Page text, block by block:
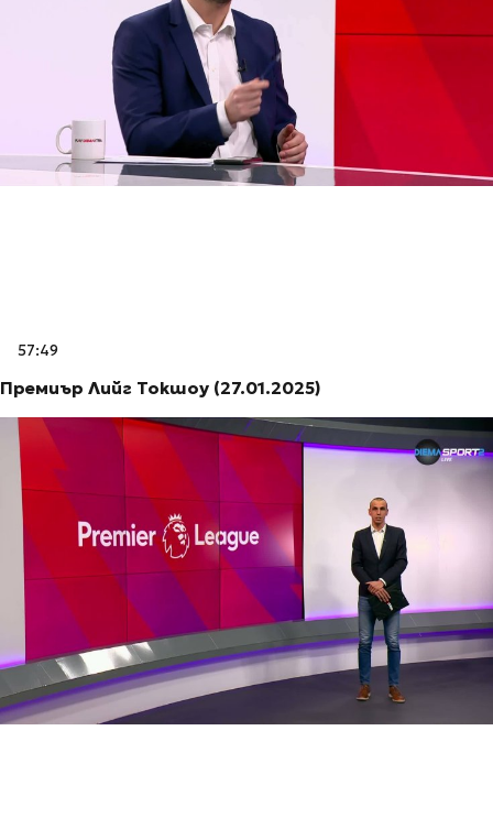
57:49
Премиър Лийг Токшоу (27.01.2025)